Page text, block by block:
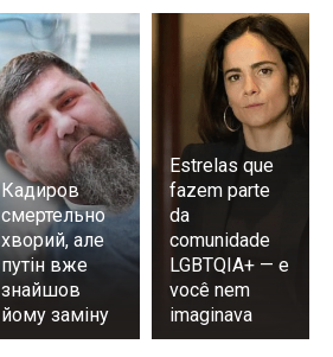
Кадиров
смертельно
хворий, але
путін вже
знайшов
йому заміну
Estrelas que
fazem parte
da
comunidade
LGBTQIA+ — e
você nem
imaginava